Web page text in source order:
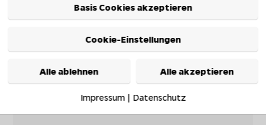
Basis Cookies akzeptieren
Cookie-Einstellungen
Alle ablehnen Alle akzeptieren
Impressum| Datenschutz